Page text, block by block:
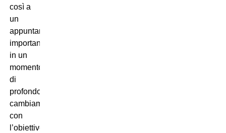
così a
un
appuntamento
importante
in un
momento
di
profondo
cambiamento,
con
l’obiettivo